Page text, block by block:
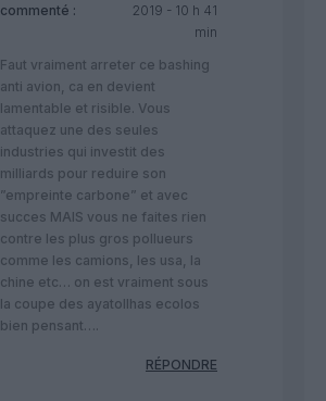
commenté :
2019 - 10 h 41
min
Faut vraiment arreter ce bashing
anti avion, ca en devient
lamentable et risible. Vous
attaquez une des seules
industries qui investit des
milliards pour reduire son
”empreinte carbone” et avec
succes MAIS vous ne faites rien
contre les plus gros pollueurs
comme les camions, les usa, la
chine etc… on est vraiment sous
la coupe des ayatollhas ecolos
bien pensant….
RÉPONDRE